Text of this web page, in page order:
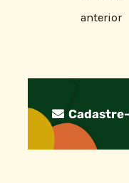
anterior